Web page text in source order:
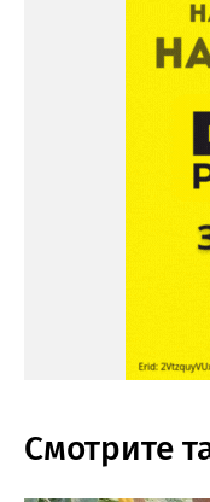
Смотрите